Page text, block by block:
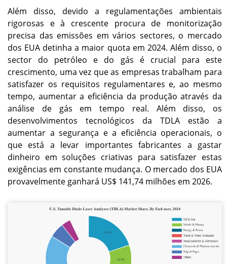
Além disso, devido a regulamentações ambientais
rigorosas e à crescente procura de monitorização
precisa das emissões em vários sectores, o mercado
dos EUA detinha a maior quota em 2024. Além disso, o
sector do petróleo e do gás é crucial para este
crescimento, uma vez que as empresas trabalham para
satisfazer os requisitos regulamentares e, ao mesmo
tempo, aumentar a eficiência da produção através da
análise de gás em tempo real. Além disso, os
desenvolvimentos tecnológicos da TDLA estão a
aumentar a segurança e a eficiência operacionais, o
que está a levar importantes fabricantes a gastar
dinheiro em soluções criativas para satisfazer estas
exigências em constante mudança. O mercado dos EUA
provavelmente ganhará US$ 141,74 milhões em 2026.